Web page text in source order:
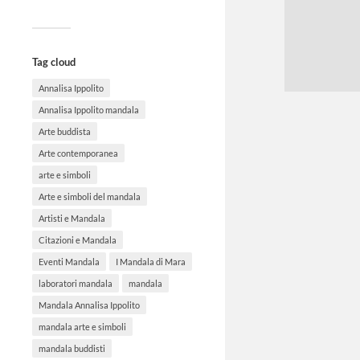
Tag cloud
Annalisa Ippolito
Annalisa Ippolito mandala
Arte buddista
Arte contemporanea
arte e simboli
Arte e simboli del mandala
Artisti e Mandala
Citazioni e Mandala
Eventi Mandala I Mandala di Mara
laboratori mandala mandala
Mandala Annalisa Ippolito
mandala arte e simboli
mandala buddisti